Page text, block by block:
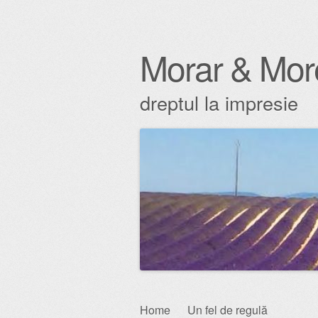
Morar &
dreptul la impresie
Skip
Home Un fel de regulă